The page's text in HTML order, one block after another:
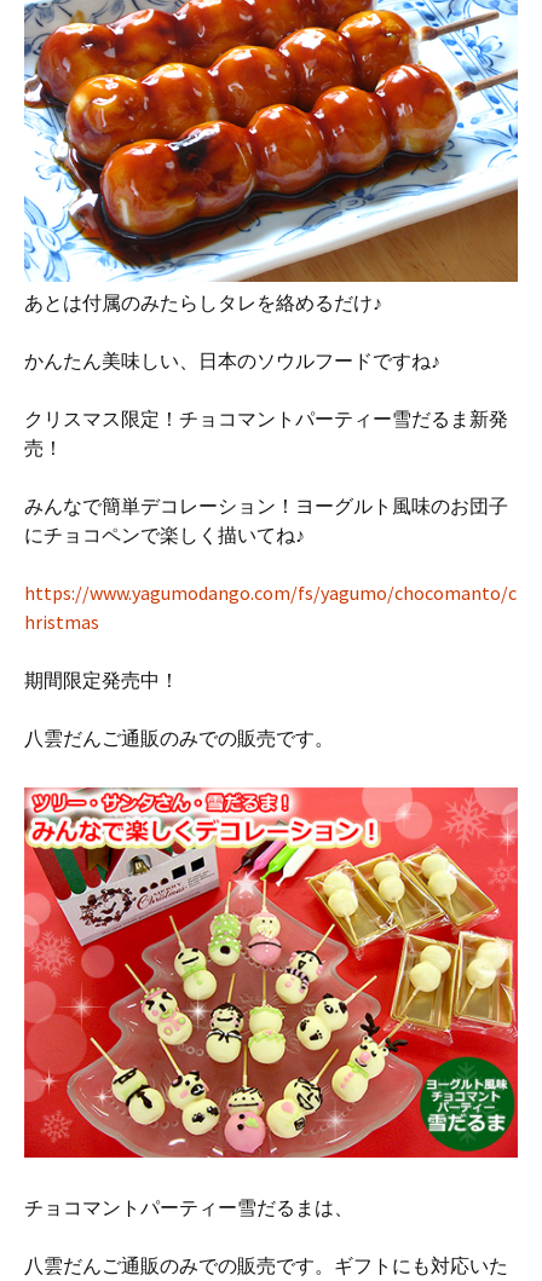
あとは付属のみたらしタレを絡めるだけ♪
かんたん美味しい、日本のソウルフードですね♪
クリスマス限定！チョコマントパーティー雪だるま新発
売！
みんなで簡単デコレーション！ヨーグルト風味のお団子
にチョコペンで楽しく描いてね♪
https://www.yagumodango.com/fs/yagumo/chocomanto/c
hristmas
期間限定発売中！
八雲だんご通販のみでの販売です。
チョコマントパーティー雪だるまは、
八雲だんご通販のみでの販売です。ギフトにも対応いた